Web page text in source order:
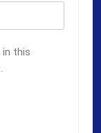
in this